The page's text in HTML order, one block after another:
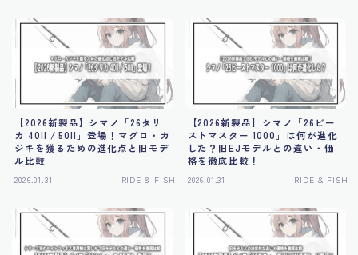
【2026新製品】シマノ「26タリ
カ 40II / 50II」登場！マグロ・カ
ジキを獲るための進化点と旧モデ
ル比較
2026.01.31 RIDE & FISH
【2026新製品】シマノ「26ビー
ストマスター 1000」は何が進化
した？旧EJモデルとの違い・価
格を徹底比較！
2026.01.31 RIDE & FISH